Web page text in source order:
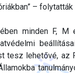
–
minden F,
tesz lehetővé,